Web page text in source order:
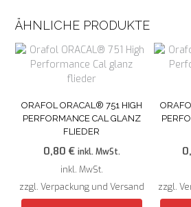
ÄHNLICHE PRODUKTE
ORAFOL ORACAL® 751 HIGH
PERFORMANCE CAL GLANZ
FLIEDER
0,80 € inkl. MwSt.
inkl. MwSt.
zzgl. Verpackung und Versand
zzgl.